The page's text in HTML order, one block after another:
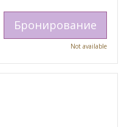
Бронирование
Not available